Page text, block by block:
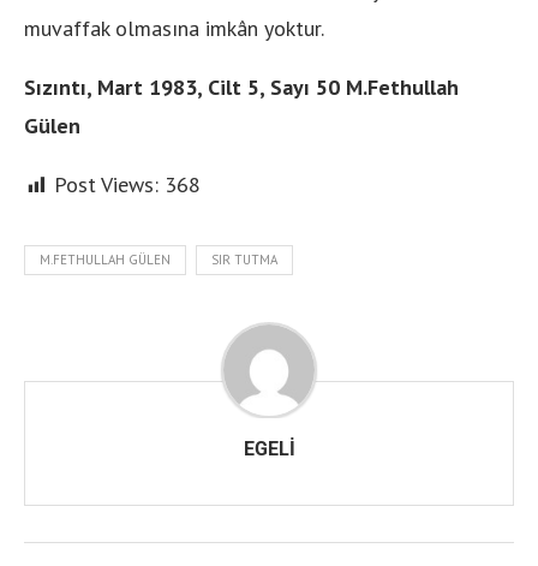
muvaffak olmasına imkân yoktur.
Sızıntı, Mart 1983, Cilt 5, Sayı 50 M.Fethullah
Gülen
Post Views: 368
M.FETHULLAH GÜLEN SIR TUTMA
EGELI